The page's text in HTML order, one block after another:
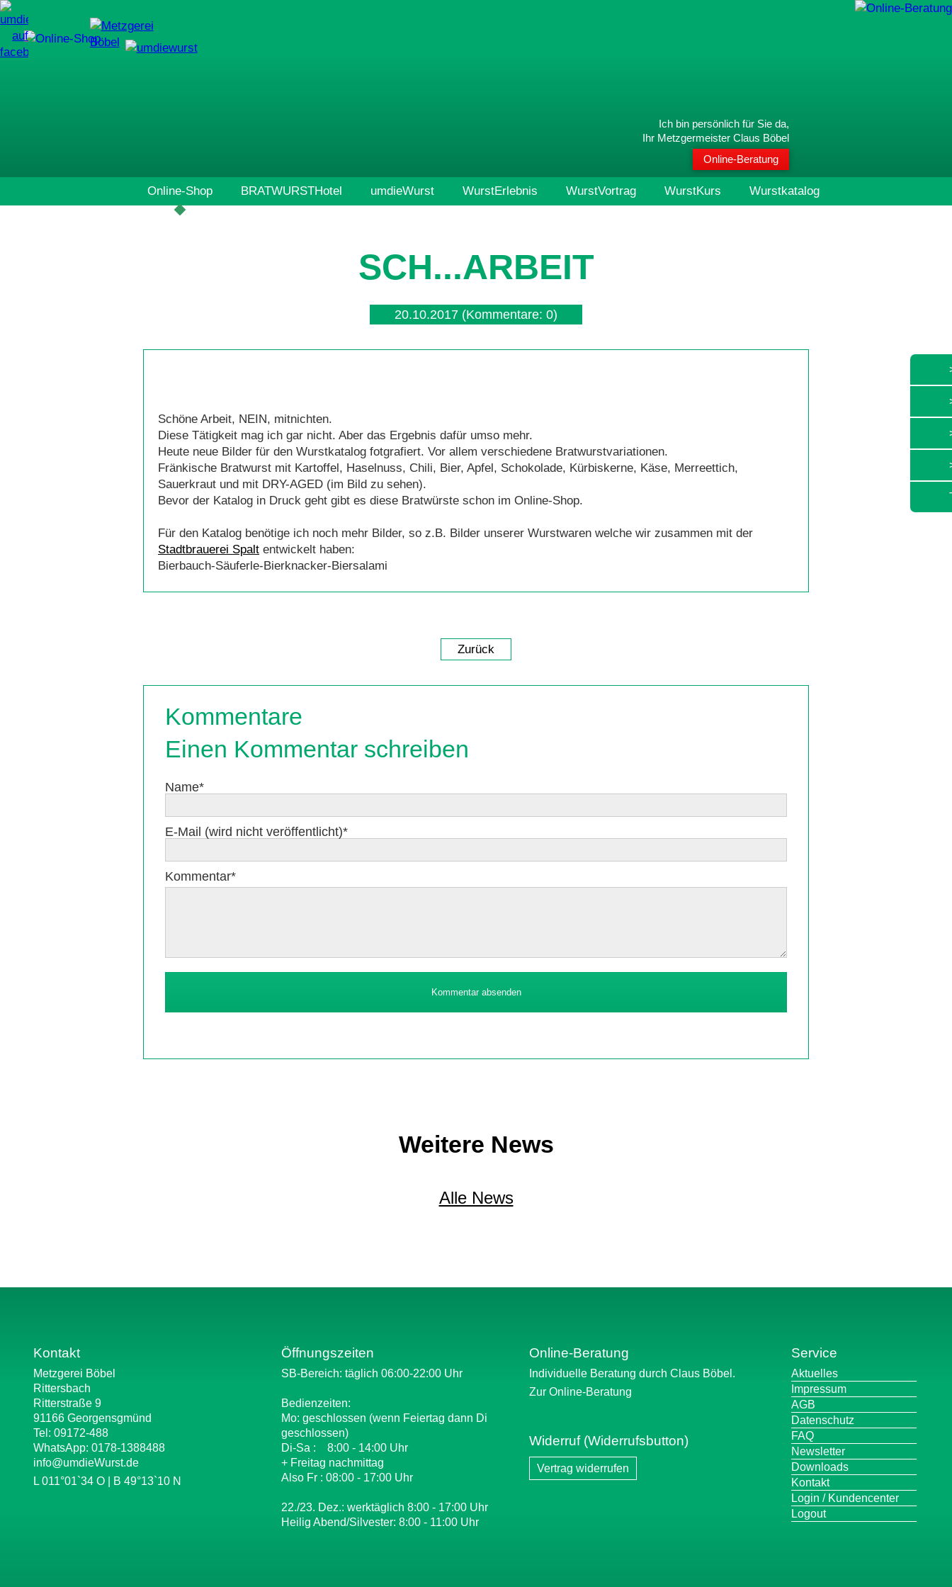
Ich bin persönlich für Sie da,
Ihr Metzgermeister Claus Böbel
Online-Beratung
Online-Shop BRATWURSTHotel umdieWurst WurstErlebnis WurstVortrag WurstKurs Wurstkatalog
SCH...ARBEIT
20.10.2017 (Kommentare: 0)
Schöne Arbeit, NEIN, mitnichten.
Diese Tätigkeit mag ich gar nicht. Aber das Ergebnis dafür umso mehr.
Heute neue Bilder für den Wurstkatalog fotgrafiert. Vor allem verschiedene Bratwurstvariationen.
Fränkische Bratwurst mit Kartoffel, Haselnuss, Chili, Bier, Apfel, Schokolade, Kürbiskerne, Käse, Merreettich,
Sauerkraut und mit DRY-AGED (im Bild zu sehen).
Bevor der Katalog in Druck geht gibt es diese Bratwürste schon im Online-Shop.
Für den Katalog benötige ich noch mehr Bilder, so z.B. Bilder unserer Wurstwaren welche wir zusammen mit der
Stadtbrauerei Spalt entwickelt haben:
Bierbauch-Säuferle-Bierknacker-Biersalami
Zurück
Kommentare
Einen Kommentar schreiben
Pflichtfeld
Name*
Pflichtfeld
E-Mail (wird nicht veröffentlicht)*
Pflichtfeld
Kommentar*
Kommentar absenden
Weitere News
Alle News
Kontakt
Metzgerei Böbel
Rittersbach
Ritterstraße 9
91166 Georgensgmünd
Tel: 09172-488
WhatsApp: 0178-1388488
info@umdieWurst.de
L 011°01`34 O | B 49°13`10 N
Öffnungszeiten
SB-Bereich: täglich 06:00-22:00 Uhr
Bedienzeiten:
Mo: geschlossen (wenn Feiertag dann Di
geschlossen)
Di-Sa : 8:00 - 14:00 Uhr
+ Freitag nachmittag
Also Fr : 08:00 - 17:00 Uhr
22./23. Dez.: werktäglich 8:00 - 17:00 Uhr
Heilig Abend/Silvester: 8:00 - 11:00 Uhr
Online-Beratung
Individuelle Beratung durch Claus Böbel.
Zur Online-Beratung
Widerruf (Widerrufsbutton)
Vertrag widerrufen
Service
Navigation
überspringen
Aktuelles
Impressum
AGB
Datenschutz
FAQ
Newsletter
Downloads
Kontakt
Login / Kundencenter
Logout